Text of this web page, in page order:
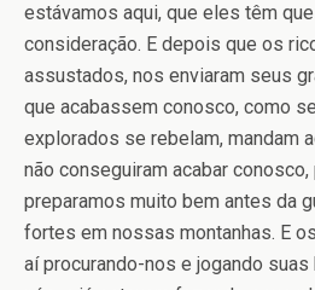
estávamos aqui, que eles têm
consideração. E depois que os
assustados, nos enviaram seus
que acabassem conosco, como
explorados se rebelam, mandam
não conseguiram acabar
preparamos muito bem antes da
fortes em nossas montanhas. E
aí procurando-nos e jogando